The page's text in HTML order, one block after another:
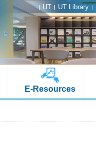
UT UT Library
E-Resources